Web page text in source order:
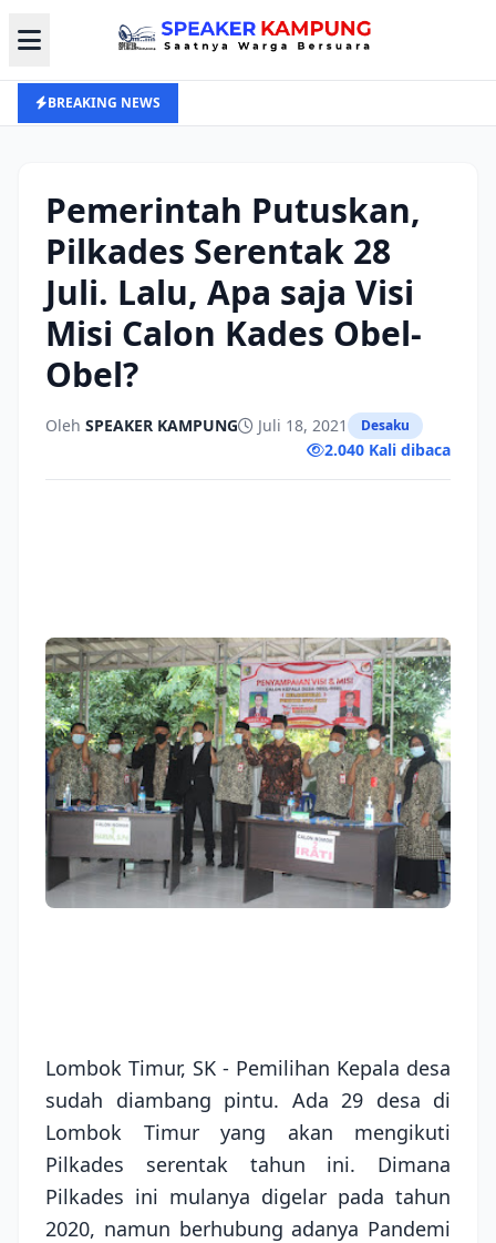
BREAKING NEWS
Pemerintah Putuskan,
Pilkades Serentak 28
Juli. Lalu, Apa saja Visi
Misi Calon Kades Obel-
Obel?
Oleh SPEAKER KAMPUNG Juli 18, 2021 Desaku
2.040 Kali dibaca
Lombok Timur, SK - Pemilihan Kepala desa
sudah diambang pintu. Ada 29 desa di
Lombok Timur yang akan mengikuti
Pilkades serentak tahun ini. Dimana
Pilkades ini mulanya digelar pada tahun
2020, namun berhubung adanya Pandemi